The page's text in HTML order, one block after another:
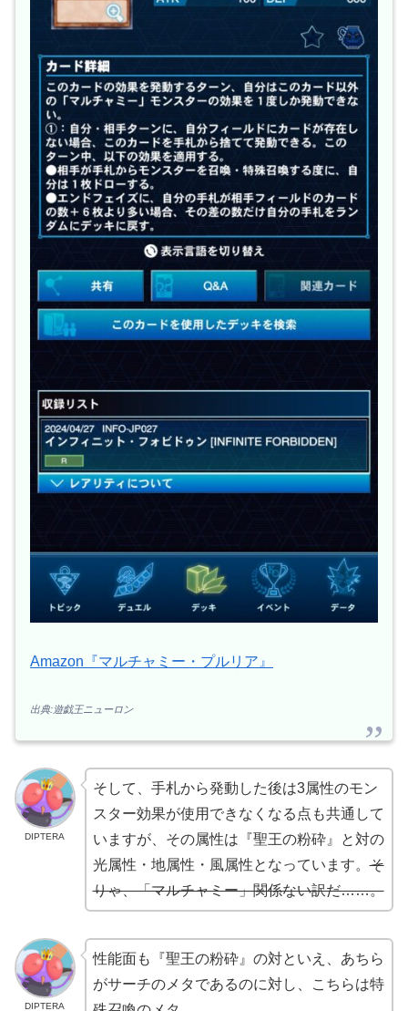
Amazon『マルチャミー・プルリア』
出典:遊戯王ニューロン
DIPTERA
そして、手札から発動した後は3属性のモン
スター効果が使用できなくなる点も共通して
いますが、その属性は『聖王の粉砕』と対の
光属性・地属性・風属性となっています。そ
りゃ、「マルチャミー」関係ない訳だ……。
DIPTERA
性能面も『聖王の粉砕』の対といえ、あちら
がサーチのメタであるのに対し、こちらは特